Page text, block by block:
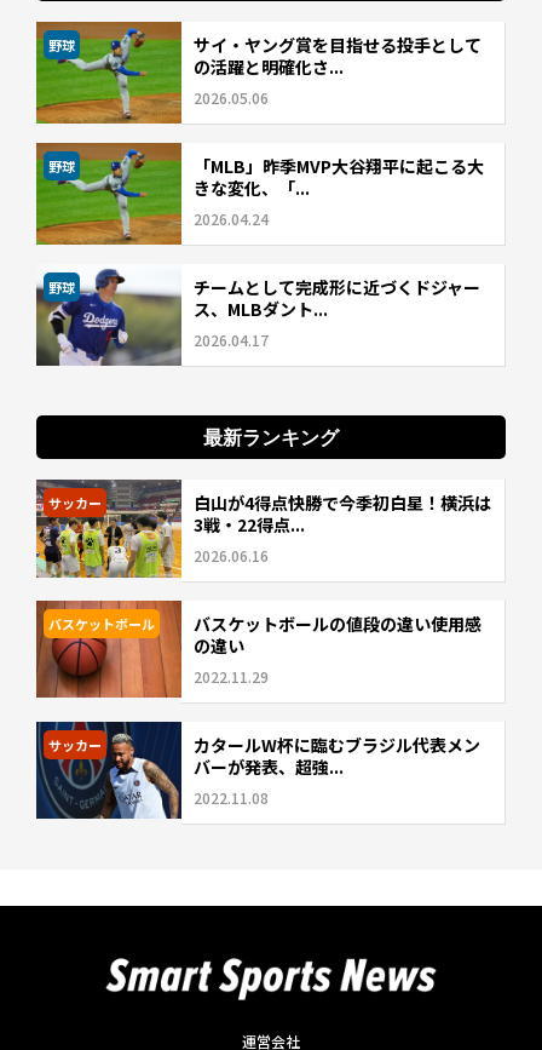
野球
サイ・ヤング賞を目指せる投手として
の活躍と明確化さ...
2026.05.06
野球
「MLB」昨季MVP大谷翔平に起こる大
きな変化、「...
2026.04.24
野球
チームとして完成形に近づくドジャー
ス、MLBダント...
2026.04.17
最新ランキング
サッカー
白山が4得点快勝で今季初白星！横浜は
3戦・22得点...
2026.06.16
バスケットボール
バスケットボールの値段の違い使用感
の違い
2022.11.29
サッカー
カタールW杯に臨むブラジル代表メン
バーが発表、超強...
2022.11.08
運営会社